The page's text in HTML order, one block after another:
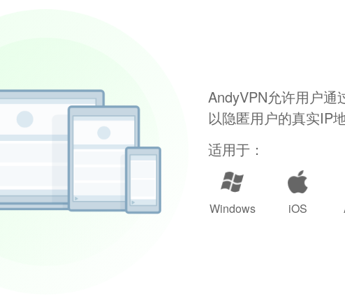
AndyVPN允许用户通
以隐匿用户的真实IP
适用于：
Windows iOS